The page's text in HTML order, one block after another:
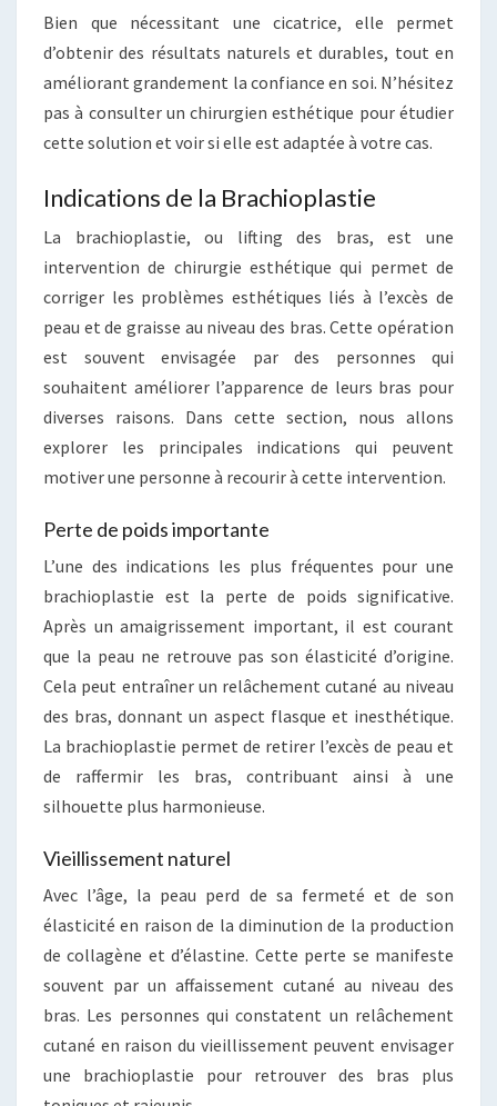
Bien que nécessitant une cicatrice, elle permet
d’obtenir des résultats naturels et durables, tout en
améliorant grandement la confiance en soi. N’hésitez
pas à consulter un chirurgien esthétique pour étudier
cette solution et voir si elle est adaptée à votre cas.
Indications de la Brachioplastie
La brachioplastie, ou lifting des bras, est une
intervention de chirurgie esthétique qui permet de
corriger les problèmes esthétiques liés à l’excès de
peau et de graisse au niveau des bras. Cette opération
est souvent envisagée par des personnes qui
souhaitent améliorer l’apparence de leurs bras pour
diverses raisons. Dans cette section, nous allons
explorer les principales indications qui peuvent
motiver une personne à recourir à cette intervention.
Perte de poids importante
L’une des indications les plus fréquentes pour une
brachioplastie est la perte de poids significative.
Après un amaigrissement important, il est courant
que la peau ne retrouve pas son élasticité d’origine.
Cela peut entraîner un relâchement cutané au niveau
des bras, donnant un aspect flasque et inesthétique.
La brachioplastie permet de retirer l’excès de peau et
de raffermir les bras, contribuant ainsi à une
silhouette plus harmonieuse.
Vieillissement naturel
Avec l’âge, la peau perd de sa fermeté et de son
élasticité en raison de la diminution de la production
de collagène et d’élastine. Cette perte se manifeste
souvent par un affaissement cutané au niveau des
bras. Les personnes qui constatent un relâchement
cutané en raison du vieillissement peuvent envisager
une brachioplastie pour retrouver des bras plus